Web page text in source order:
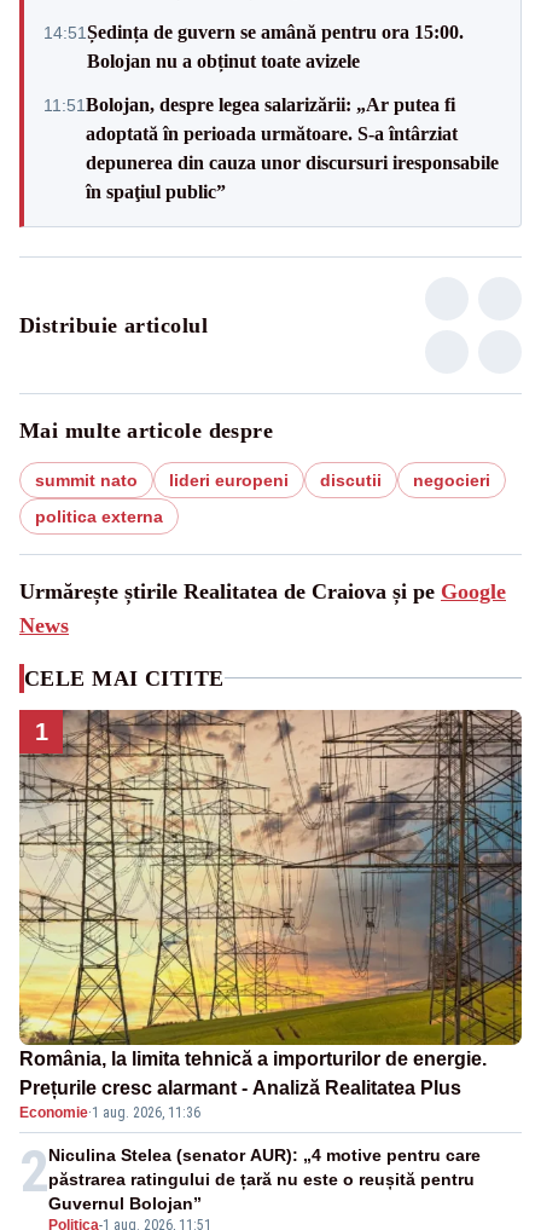
14:51Ședința de guvern se amână pentru ora 15:00.
Bolojan nu a obținut toate avizele
11:51Bolojan, despre legea salarizării: „Ar putea fi
adoptată în perioada următoare. S-a întârziat
depunerea din cauza unor discursuri iresponsabile
în spaţiul public”
Distribuie articolul
Mai multe articole despre
summit nato lideri europeni discutii
negocieri
politica externa
Urmărește știrile Realitatea de Craiova și pe Google
News
CELE MAI CITITE
1
România, la limita tehnică a importurilor de energie.
Prețurile cresc alarmant - Analiză Realitatea Plus
Economie·1 aug. 2026, 11:36
2
Politica-1 aug. 2026, 11:51
Niculina Stelea (senator AUR): „4 motive pentru care
păstrarea ratingului de țară nu este o reușită pentru
Guvernul Bolojan”